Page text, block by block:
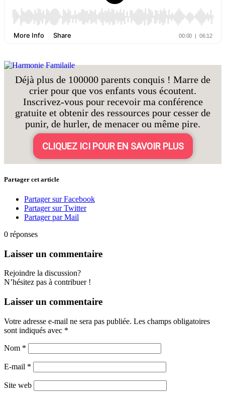
Déjà plus de 100000 parents conquis ! Marre de
crier pour que vos enfants vous écoutent.
Inscrivez-vous pour recevoir ma conférence
gratuite et obtenir des ressources pour cesser de
punir, de hurler, de menacer ou même pire.
CLIQUEZ ICI POUR EN SAVOIR PLUS
Partager cet article
Partager sur Facebook
Partager sur Twitter
Partager par Mail
0 réponses
Laisser un commentaire
Rejoindre la discussion?
N’hésitez pas à contribuer !
Laisser un commentaire
Votre adresse e-mail ne sera pas publiée. Les champs obligatoires
sont indiqués avec *
Nom *
E-mail *
Site web